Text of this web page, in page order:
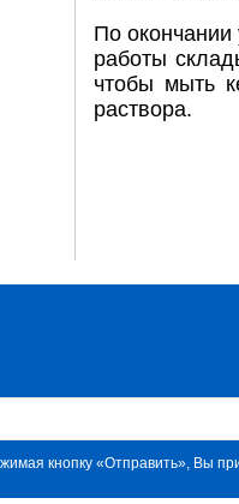
По
работы
чтобы мыть
раствора.
кнопку «Отправить», Вы